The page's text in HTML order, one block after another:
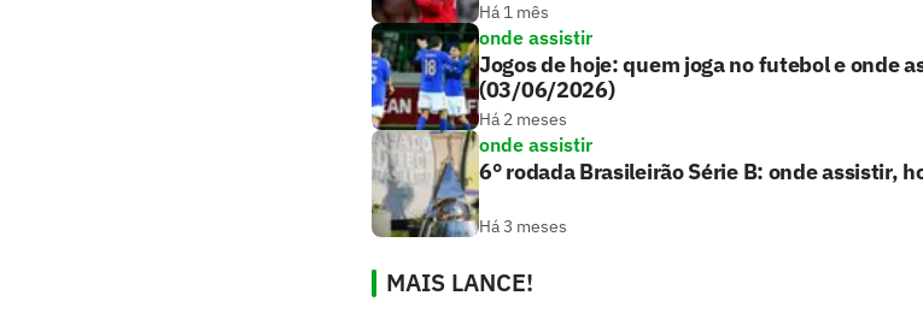
Há 1 mês
onde assistir
Jogos de hoje: quem joga no futebol e onde
(03/06/2026)
Há 2 meses
onde assistir
6° rodada Brasileirão Série B: onde assistir,
Há 3 meses
MAIS LANCE!